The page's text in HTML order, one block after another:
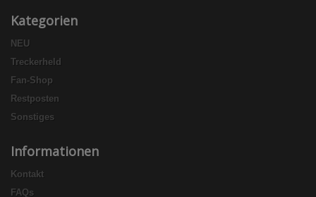
Kategorien
NEU
Treckerheld
Fan-Shop
Restposten
Sonstiges
Informationen
Kontakt
FAQs